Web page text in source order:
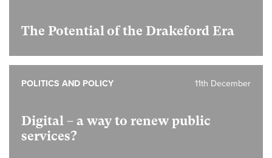
The Potential of the Drakeford Era
Digital – a way to renew public
services?
11th December
POLITICS AND POLICY